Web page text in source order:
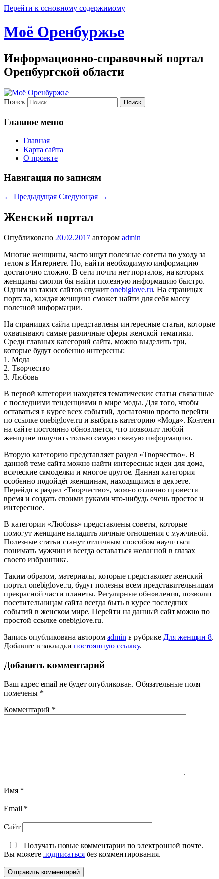
Перейти к основному содержимому
Моё Оренбуржье
Информационно-справочный портал
Оренбургской области
Поиск
Главное меню
Главная
Карта сайта
О проекте
Навигация по записям
← Предыдущая Следующая →
Женский портал
Опубликовано 20.02.2017 автором admin
Многие женщины, часто ищут полезные советы по уходу за
телом в Интернете. Но, найти необходимую информацию
достаточно сложно. В сети почти нет порталов, на которых
женщины смогли бы найти полезную информацию быстро.
Одним из таких сайтов служит onebiglove.ru. На страницах
портала, каждая женщина сможет найти для себя массу
полезной информации.
На страницах сайта представлены интересные статьи, которые
охватывают самые различные сферы женской тематики.
Среди главных категорий сайта, можно выделить три,
которые будут особенно интересны:
1. Мода
2. Творчество
3. Любовь
В первой категории находятся тематические статьи связанные
с последними тенденциями в мире моды. Для того, чтобы
оставаться в курсе всех событий, достаточно просто перейти
по ссылке onebiglove.ru и выбрать категорию «Мода». Контент
на сайте постоянно обновляется, что позволит любой
женщине получить только самую свежую информацию.
Вторую категорию представляет раздел «Творчество». В
данной теме сайта можно найти интересные идеи для дома,
всяческие самоделки и многое другое. Данная категория
особенно подойдёт женщинам, находящимся в декрете.
Перейдя в раздел «Творчество», можно отлично провести
время и создать своими руками что-нибудь очень простое и
интересное.
В категории «Любовь» представлены советы, которые
помогут женщине наладить личные отношения с мужчиной.
Полезные статьи станут отличным способом научиться
понимать мужчин и всегда оставаться желанной в глазах
своего избранника.
Таким образом, материалы, которые представляет женский
портал onebiglove.ru, будут полезны всем представительницам
прекрасной части планеты. Регулярные обновления, позволят
посетительницам сайта всегда быть в курсе последних
событий в женском мире. Перейти на данный сайт можно по
простой ссылке onebiglove.ru.
Запись опубликована автором admin в рубрике Для женщин 8.
Добавьте в закладки постоянную ссылку.
Добавить комментарий
Ваш адрес email не будет опубликован. Обязательные поля
помечены *
Комментарий *
Имя *
Email *
Сайт
Получать новые комментарии по электронной почте.
Вы можете подписаться без комментирования.